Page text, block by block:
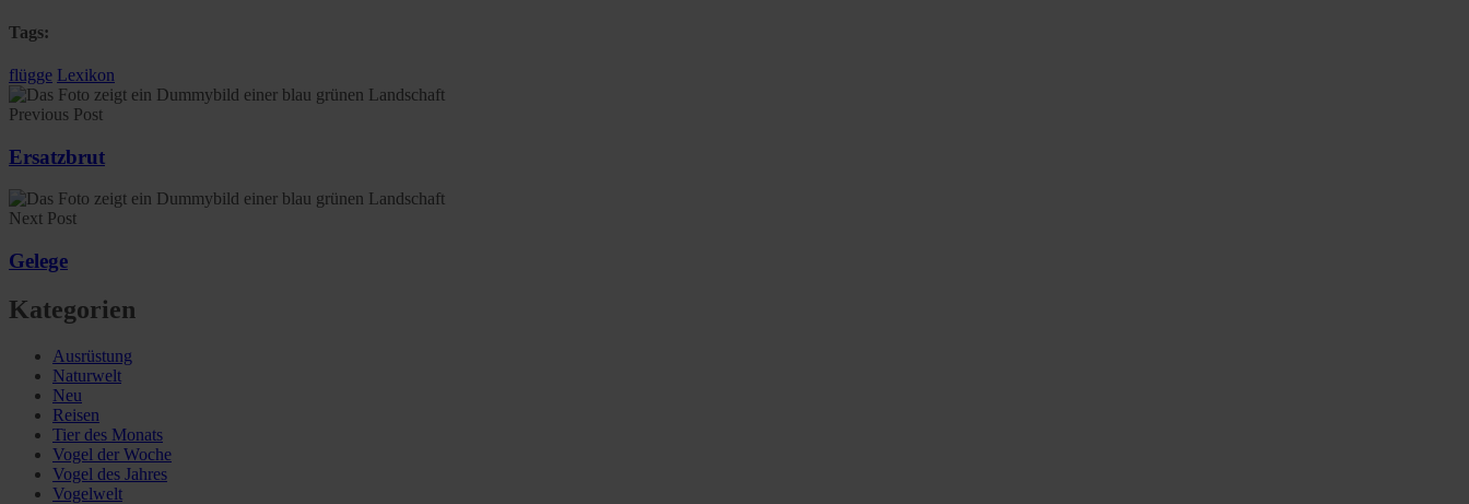
Tags:
flügge Lexikon
Previous Post
Ersatzbrut
Next Post
Gelege
Kategorien
Ausrüstung
Naturwelt
Neu
Reisen
Tier des Monats
Vogel der Woche
Vogel des Jahres
Vogelwelt